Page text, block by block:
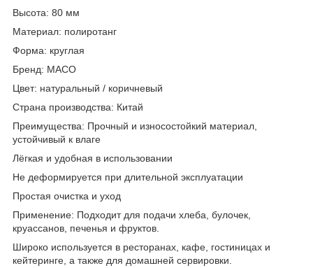
Высота: 80 мм
Материал: полиротанг
Форма: круглая
Бренд: MACO
Цвет: натуральный / коричневый
Страна производства: Китай
Преимущества: Прочный и износостойкий материал,
устойчивый к влаге
Лёгкая и удобная в использовании
Не деформируется при длительной эксплуатации
Простая очистка и уход
Применение: Подходит для подачи хлеба, булочек,
круассанов, печенья и фруктов.
Широко используется в ресторанах, кафе, гостиницах и
кейтеринге, а также для домашней сервировки.